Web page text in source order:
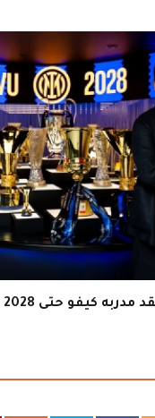
مدربه كيفو حتى 2028